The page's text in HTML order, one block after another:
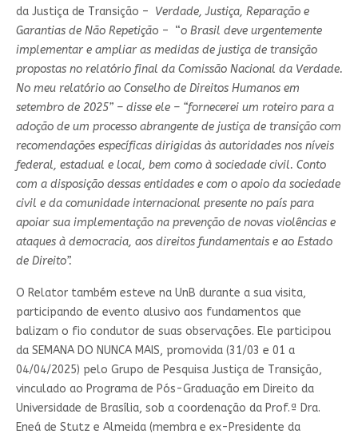
da Justiça de Transição – Verdade, Justiça, Reparação e
Garantias de Não Repetição – “o Brasil deve urgentemente
implementar e ampliar as medidas de justiça de transição
propostas no relatório final da Comissão Nacional da Verdade.
No meu relatório ao Conselho de Direitos Humanos em
setembro de 2025” – disse ele – “fornecerei um roteiro para a
adoção de um processo abrangente de justiça de transição com
recomendações específicas dirigidas às autoridades nos níveis
federal, estadual e local, bem como à sociedade civil. Conto
com a disposição dessas entidades e com o apoio da sociedade
civil e da comunidade internacional presente no país para
apoiar sua implementação na prevenção de novas violências e
ataques à democracia, aos direitos fundamentais e ao Estado
de Direito”.
O Relator também esteve na UnB durante a sua visita,
participando de evento alusivo aos fundamentos que
balizam o fio condutor de suas observações. Ele participou
da SEMANA DO NUNCA MAIS, promovida (31/03 e 01 a
04/04/2025) pelo Grupo de Pesquisa Justiça de Transição,
vinculado ao Programa de Pós-Graduação em Direito da
Universidade de Brasília, sob a coordenação da Prof.ª Dra.
Eneá de Stutz e Almeida (membra e ex-Presidente da